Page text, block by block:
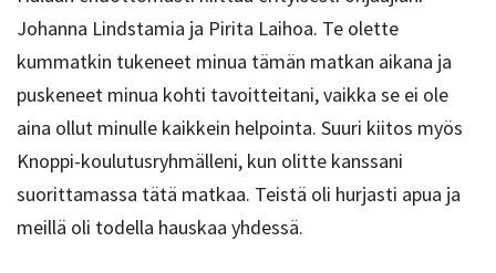
Johanna Lindstamia ja Pirita Laihoa. Te olette
kummatkin tukeneet minua tämän matkan aikana ja
puskeneet minua kohti tavoitteitani, vaikka se ei ole
aina ollut minulle kaikkein helpointa. Suuri kiitos myös
Knoppi-koulutusryhmälleni, kun olitte kanssani
suorittamassa tätä matkaa. Teistä oli hurjasti apua ja
meillä oli todella hauskaa yhdessä.